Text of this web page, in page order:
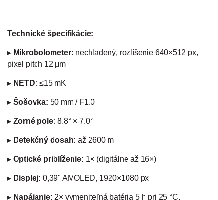
Technické špecifikácie:
▸ Mikrobolometer: nechladený, rozlíšenie 640×512 px,
pixel pitch 12 μm
▸ NETD: ≤15 mK
▸ Šošovka: 50 mm / F1.0
▸ Zorné pole: 8.8° × 7.0°
▸ Detekčný dosah: až 2600 m
▸ Optické priblíženie: 1× (digitálne až 16×)
▸ Displej: 0,39" AMOLED, 1920×1080 px
▸ Napájanie: 2× vymeniteľná batéria 5 h pri 25 °C,